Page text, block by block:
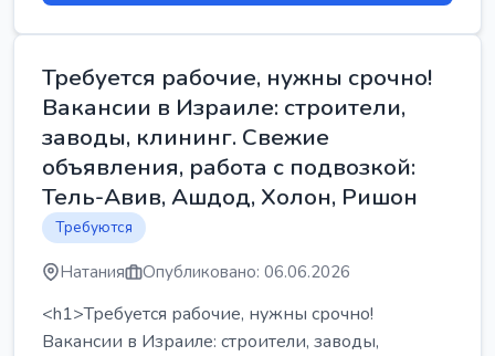
Требуется рабочие, нужны срочно!
Вакансии в Израиле: строители,
заводы, клининг. Свежие
объявления, работа с подвозкой:
Тель-Авив, Ашдод, Холон, Ришон
Требуются
Натания Опубликовано: 06.06.2026
<h1>Требуется рабочие, нужны срочно!
Вакансии в Израиле: строители, заводы,